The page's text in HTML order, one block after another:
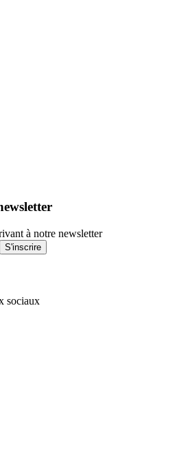
à notre newsletter
S'inscrire
sociaux